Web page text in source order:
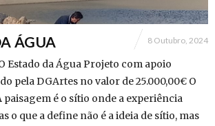
ÁGUA 8 Outubro, 2024
Estado da Água Projeto com apoio
pela DGArtes no valor de 25.000,00€ O
paisagem é o sítio onde a experiência
o que a define não é a ideia de sítio, mas